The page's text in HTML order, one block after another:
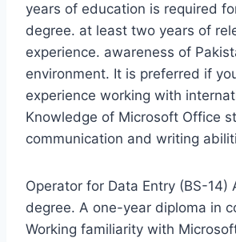
years of education is required
degree. at least two years of
experience. awareness of
environment. It is preferred if
experience working with
Knowledge of Microsoft Office
communication and writing
Operator for Data Entry (BS-14)
degree. A one-year diploma in
Working familiarity with